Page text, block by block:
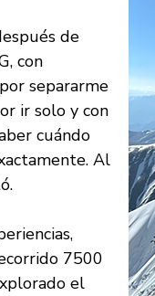
de
con
separarme
ir solo y con
cuándo
Al
7500
el